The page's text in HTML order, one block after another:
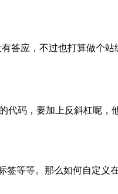
答应，不过也打算做个
码，要加上反斜杠呢，
签等等。那么如何自定义